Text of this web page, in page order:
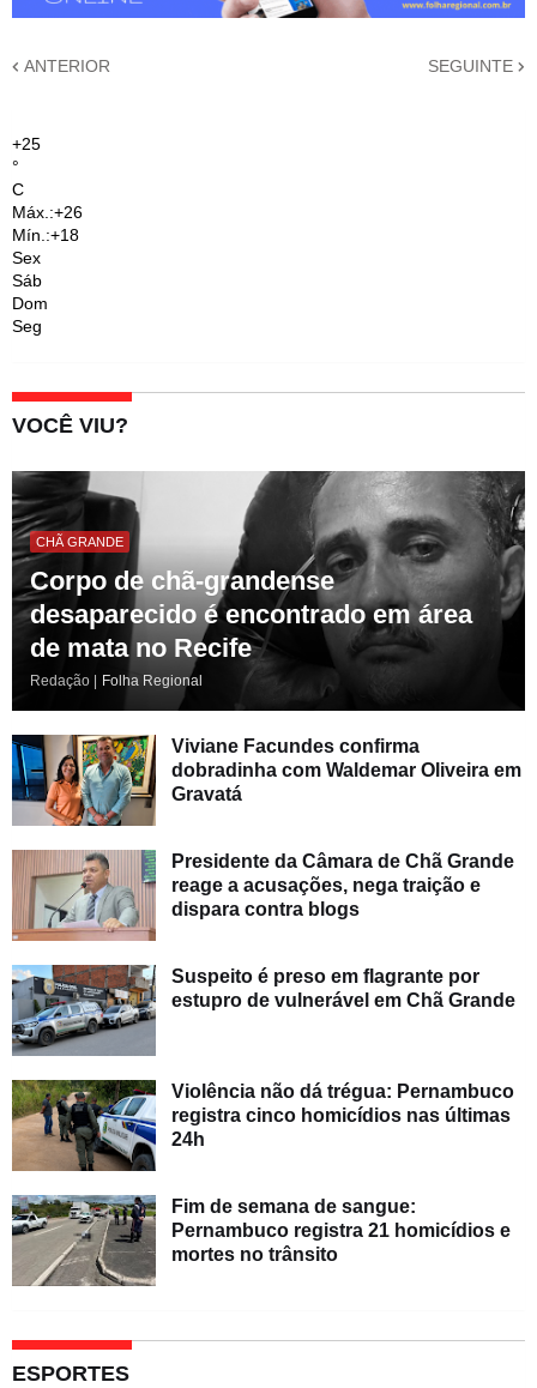
ANTERIOR SEGUINTE
+25
°
C
Máx.:+26
Mín.:+18
Sex
Sáb
Dom
Seg
VOCÊ VIU?
CHÃ GRANDE
Corpo de chã-grandense
desaparecido é encontrado em área
de mata no Recife
Redação | Folha Regional
Viviane Facundes confirma
dobradinha com Waldemar Oliveira em
Gravatá
Presidente da Câmara de Chã Grande
reage a acusações, nega traição e
dispara contra blogs
Suspeito é preso em flagrante por
estupro de vulnerável em Chã Grande
Violência não dá trégua: Pernambuco
registra cinco homicídios nas últimas
24h
Fim de semana de sangue:
Pernambuco registra 21 homicídios e
mortes no trânsito
ESPORTES